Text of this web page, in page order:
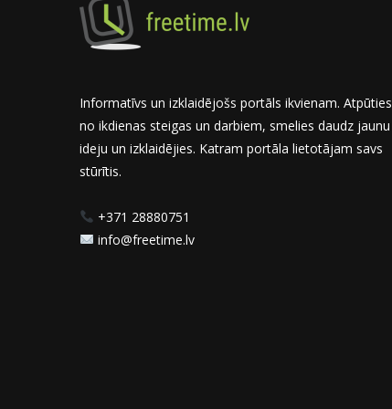
Informatīvs un izklaidējošs portāls ikvienam. Atpūties
no ikdienas steigas un darbiem, smelies daudz jaunu
ideju un izklaidējies. Katram portāla lietotājam savs
stūrītis.
+371 28880751
info@freetime.lv